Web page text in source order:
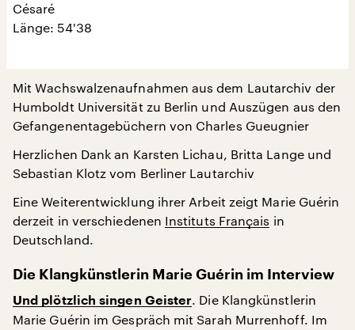
Césaré
Länge: 54'38
Mit Wachswalzenaufnahmen aus dem Lautarchiv der
Humboldt Universität zu Berlin und Auszügen aus den
Gefangenentagebüchern von Charles Gueugnier
Herzlichen Dank an Karsten Lichau, Britta Lange und
Sebastian Klotz vom Berliner Lautarchiv
Eine Weiterentwicklung ihrer Arbeit zeigt Marie Guérin
derzeit in verschiedenen Instituts Français in
Deutschland.
Die Klangkünstlerin Marie Guérin im Interview
Und plötzlich singen Geister. Die Klangkünstlerin
Marie Guérin im Gespräch mit Sarah Murrenhoff. Im